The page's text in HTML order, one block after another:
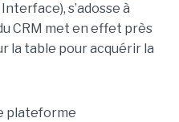
s’adosse à
CRM met en effet près
la table pour acquérir la
plateforme